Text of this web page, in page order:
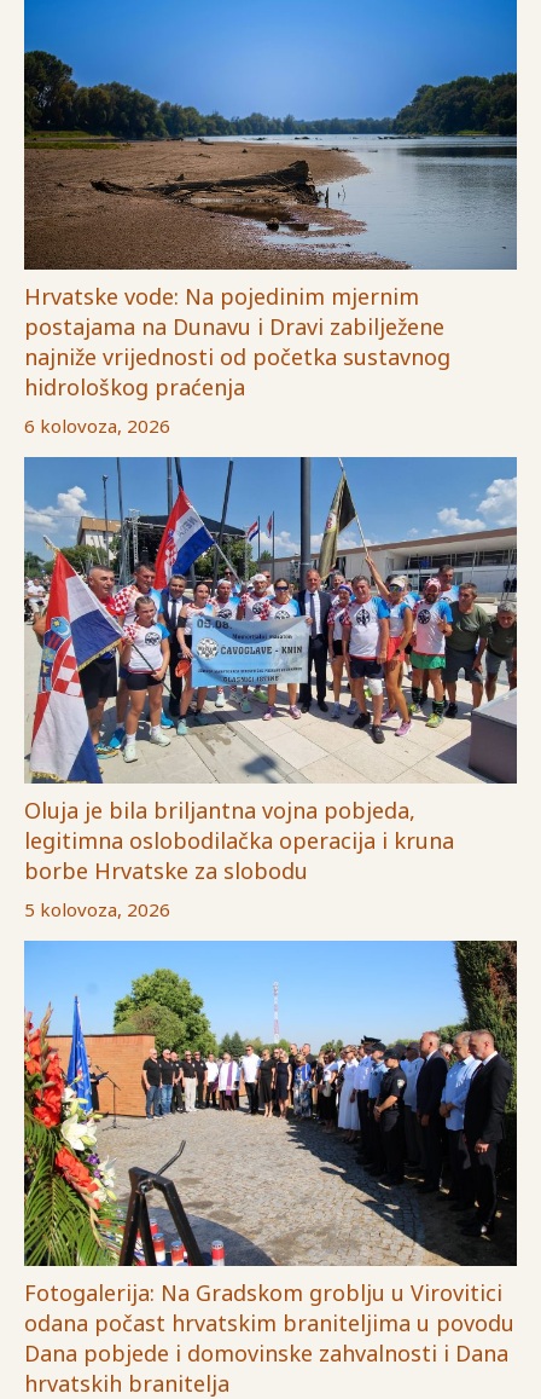
Hrvatske vode: Na pojedinim mjernim
postajama na Dunavu i Dravi zabilježene
najniže vrijednosti od početka sustavnog
hidrološkog praćenja
6 kolovoza, 2026
Oluja je bila briljantna vojna pobjeda,
legitimna oslobodilačka operacija i kruna
borbe Hrvatske za slobodu
5 kolovoza, 2026
Fotogalerija: Na Gradskom groblju u Virovitici
odana počast hrvatskim braniteljima u povodu
Dana pobjede i domovinske zahvalnosti i Dana
hrvatskih branitelja